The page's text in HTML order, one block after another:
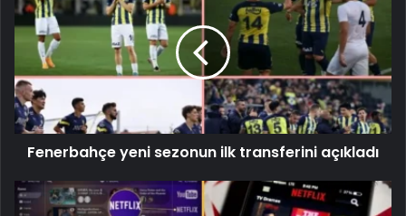
Fenerbahçe yeni sezonun ilk transferini açıkladı